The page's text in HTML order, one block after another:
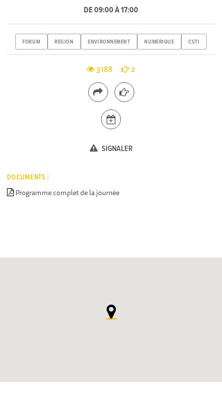
DE 09:00 À 17:00
FORUM REGION ENVIRONNEMENT NUMERIQUE CSTI
3188 2
SIGNALER
DOCUMENTS :
Programme complet de la journée